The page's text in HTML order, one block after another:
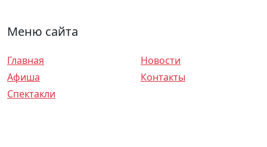
Меню сайта
Главная
Афиша
Спектакли
Новости
Контакты